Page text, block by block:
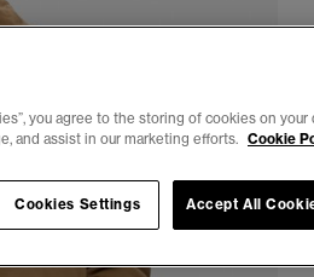
you agree to the storing of cookies on
and assist in our marketing efforts. Cookie
Accept All
Cookies Settings